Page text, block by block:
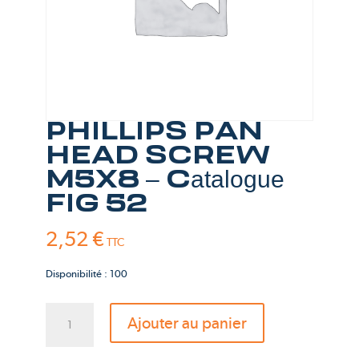
PHILLIPS PAN
HEAD SCREW
M5X8 – Catalogue
FIG 52
2,52 € TTC
Disponibilité : 100
Ajouter au panier